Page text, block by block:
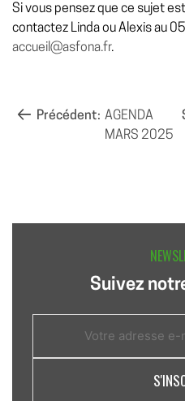
Si vous pensez que ce sujet
contactez Linda ou Alexis au
accueil@asfona.fr.
NAVIGATION
Précédent: AGENDA
MARS 2025
Suivez